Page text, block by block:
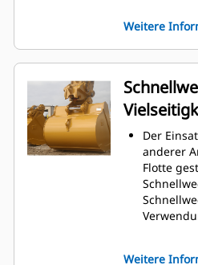
Zeit
gefertigt,
Schützen
Bereiche
Cat-
Die Cat®
höheres
Material
Aufgaben.
Weitere
bieten
Der
anderer
Flotte
Weitere